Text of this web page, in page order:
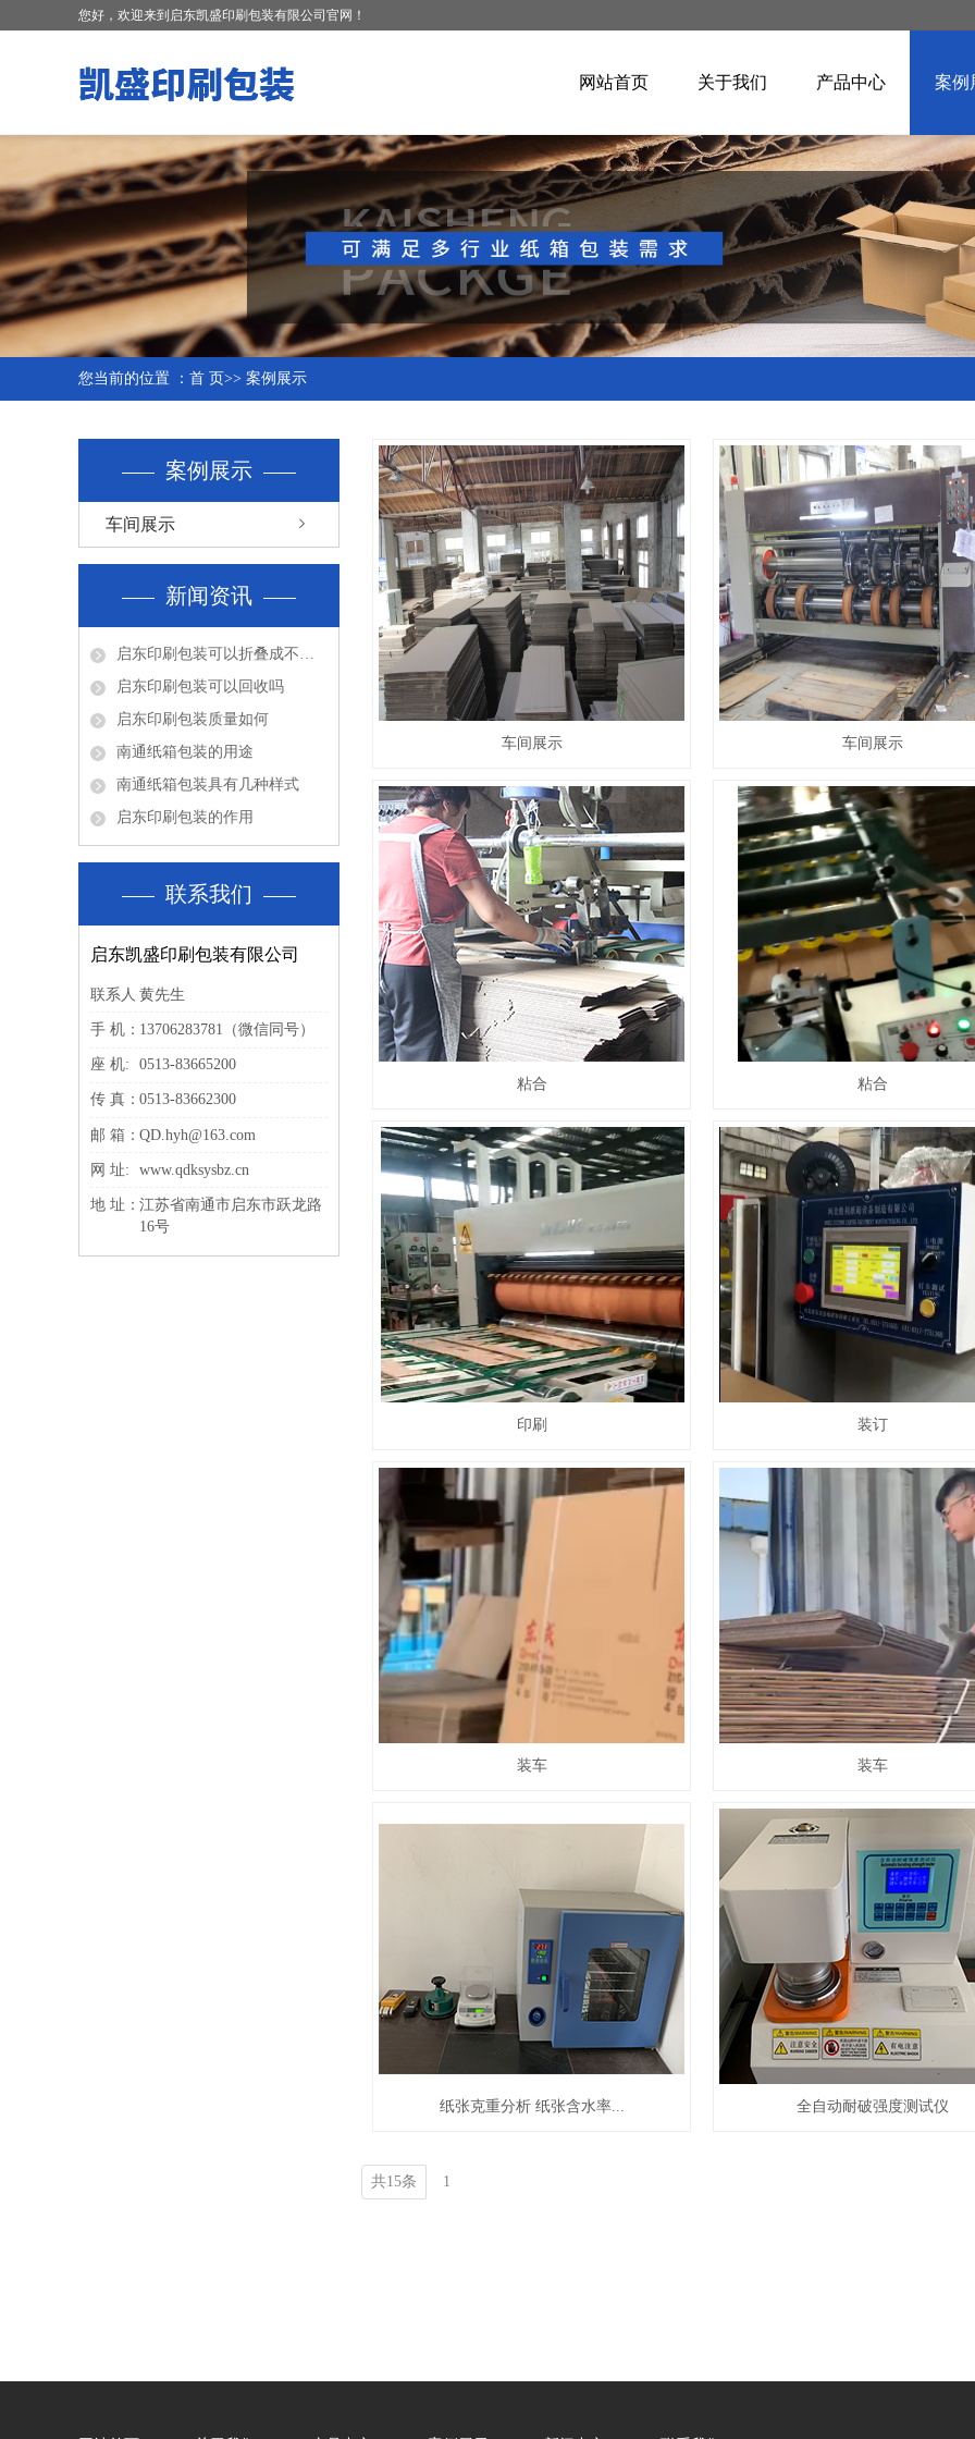
您好，欢迎来到启东凯盛印刷包装有限公司官网！
网站首页 关于我们 产品中心 案例
您当前的位置 ： 首 页>> 案例展示
案例展示
车间展示
新闻资讯
启东印刷包装可以折叠成不同的形...
启东印刷包装可以回收吗
启东印刷包装质量如何
南通纸箱包装的用途
南通纸箱包装具有几种样式
启东印刷包装的作用
联系我们
启东凯盛印刷包装有限公司
联系人：黄先生
手 机： 13706283781（微信同号）
座 机: 0513-83665200
传 真：0513-83662300
邮 箱：QD.hyh@163.com
网 址: www.qdksysbz.cn
地 址：江苏省南通市启东市跃龙路
16号
车间展示 车间展示
粘合 粘合
印刷 装订
装车 装车
纸张克重分析 纸张含水率... 全自动耐破强度测试仪
共15条 1